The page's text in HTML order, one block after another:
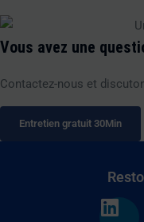
Vous avez une
Contactez-nous et
Entretien gratuit 30Min